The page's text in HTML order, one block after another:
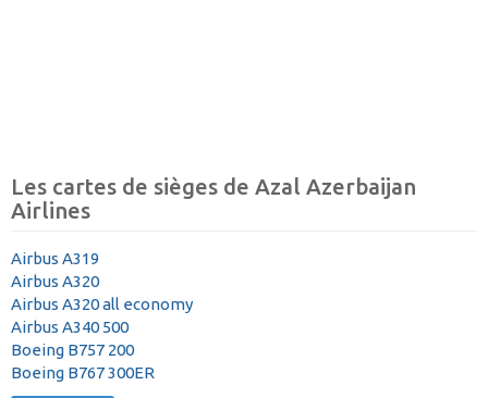
Les cartes de sièges de Azal Azerbaijan
Airlines
Airbus A319
Airbus A320
Airbus A320 all economy
Airbus A340 500
Boeing B757 200
Boeing B767 300ER